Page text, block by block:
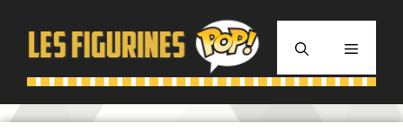
contenu
MENU